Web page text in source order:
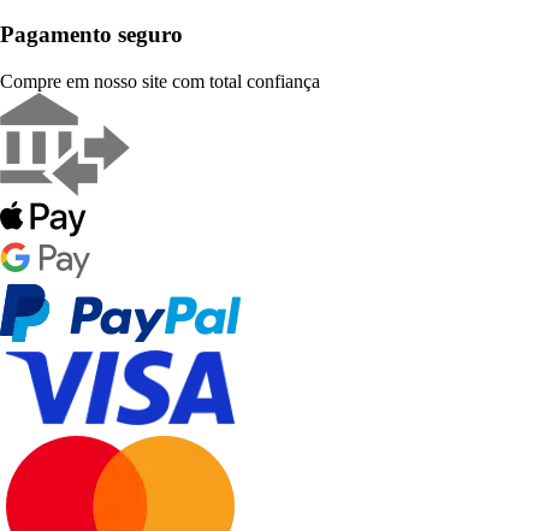
Pagamento seguro
Compre em nosso site com total confiança